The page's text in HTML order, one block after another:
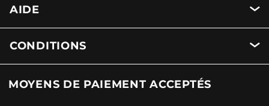
AIDE
CONDITIONS
MOYENS DE PAIEMENT ACCEPTÉS